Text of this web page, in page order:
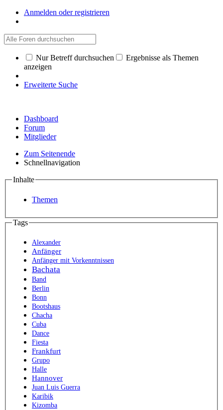
Anmelden oder registrieren
Nur Betreff durchsuchen
Ergebnisse als Themen
anzeigen
Erweiterte Suche
Dashboard
Forum
Mitglieder
Zum Seitenende
Schnellnavigation
Inhalte
Themen
Tags
Alexander
Anfänger
Anfänger mit Vorkenntnissen
Bachata
Band
Berlin
Bonn
Bootshaus
Chacha
Cuba
Dance
Fiesta
Frankfurt
Grupo
Halle
Hannover
Juan Luis Guerra
Karibik
Kizomba